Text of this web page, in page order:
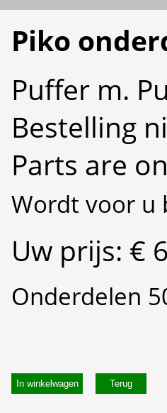
Piko
Puffer m.
Bestelling
Parts are
Wordt voor u
Uw prijs: €
Onderdelen
In winkelwagen